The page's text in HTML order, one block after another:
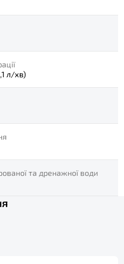
л/хв)
та дренажної води